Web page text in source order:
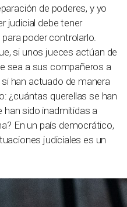
de poderes, y yo
judicial debe tener
poder controlarlo.
si unos jueces actúan de
sea a sus compañeros a
han actuado de manera
¿cuántas querellas se han
han sido inadmitidas a
En un país democrático,
judiciales es un